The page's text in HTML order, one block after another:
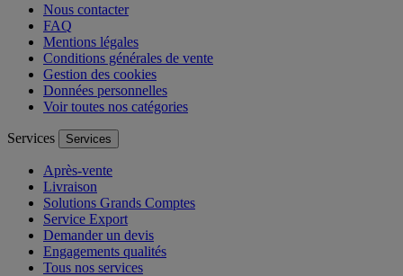
Nous contacter
FAQ
Mentions légales
Conditions générales de vente
Gestion des cookies
Données personnelles
Voir toutes nos catégories
Services Services
Après-vente
Livraison
Solutions Grands Comptes
Service Export
Demander un devis
Engagements qualités
Tous nos services